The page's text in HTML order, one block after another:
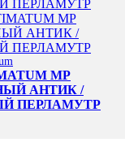
MP
АНТИК /
ПЕРЛАМУТР